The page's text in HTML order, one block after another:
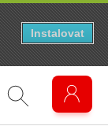
Instalovat